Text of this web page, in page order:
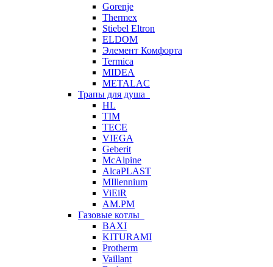
Gorenje
Thermex
Stiebel Eltron
ELDOM
Элемент Комфорта
Termica
MIDEA
METALAC
Трапы для душа
HL
TIM
TECE
VIEGA
Geberit
McAlpine
AlcaPLAST
MIllennium
ViEiR
AM.PM
Газовые котлы
BAXI
KITURAMI
Protherm
Vaillant